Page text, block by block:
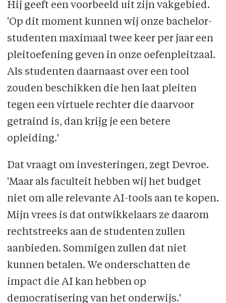
Hij geeft een voorbeeld uit zijn vakgebied.
'Op dit moment kunnen wij onze bachelor­
studenten maximaal twee keer per jaar een
pleitoefening geven in onze oefenpleitzaal.
Als studenten daarnaast over een tool
zouden beschikken die hen laat pleiten
tegen een virtuele rechter die daarvoor
getraind is, dan krijg je een betere
opleiding.'
Dat vraagt om investeringen, zegt Devroe.
'Maar als faculteit hebben wij het budget
niet om alle relevante AI-tools aan te kopen.
Mijn vrees is dat ontwikkelaars ze daarom
rechtstreeks aan de studenten zullen
aanbieden. Sommigen zullen dat niet
kunnen betalen. We onderschatten de
impact die AI kan hebben op
democratisering van het onderwijs.'